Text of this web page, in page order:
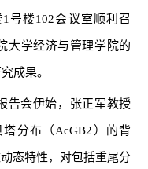
号楼102会议室顺利召
大学经济与管理学院的
成果。
告会伊始，张正军教授
分布（AcGB2）的背
态特性，对包括重尾分